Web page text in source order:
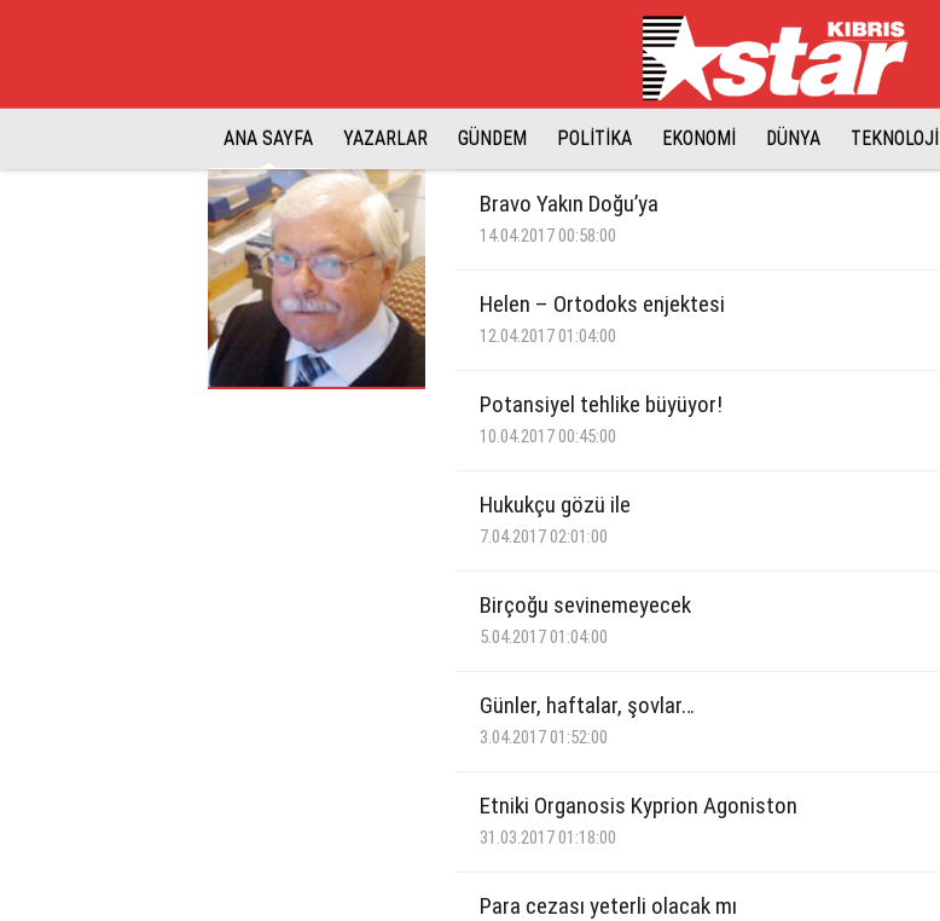
ANA SAYFA YAZARLAR GÜNDEM POLİTİKA EKONOMİ DÜNYA TEKNOLOJİ
Bravo Yakın Doğu’ya
14.04.2017 00:58:00
Helen – Ortodoks enjektesi
12.04.2017 01:04:00
Potansiyel tehlike büyüyor!
10.04.2017 00:45:00
Hukukçu gözü ile
7.04.2017 02:01:00
Birçoğu sevinemeyecek
5.04.2017 01:04:00
Günler, haftalar, şovlar…
3.04.2017 01:52:00
Etniki Organosis Kyprion Agoniston
31.03.2017 01:18:00
Para cezası yeterli olacak mı